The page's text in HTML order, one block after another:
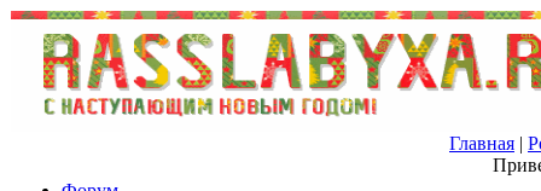
Главная |